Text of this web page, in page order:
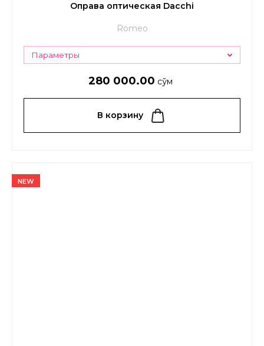
Оправа оптическая Dacchi
Romeo
Параметры
280 000.00 сўм
В корзину
NEW